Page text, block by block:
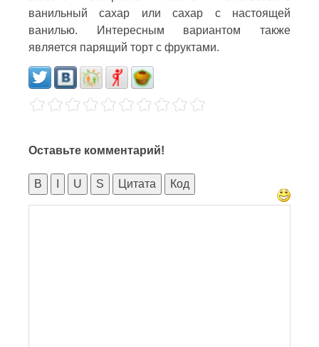
ванильный сахар или сахар с настоящей
ванилью. Интересным вариантом также
является парящий торт с фруктами.
Оставьте комментарий!
B U S Цитата Код